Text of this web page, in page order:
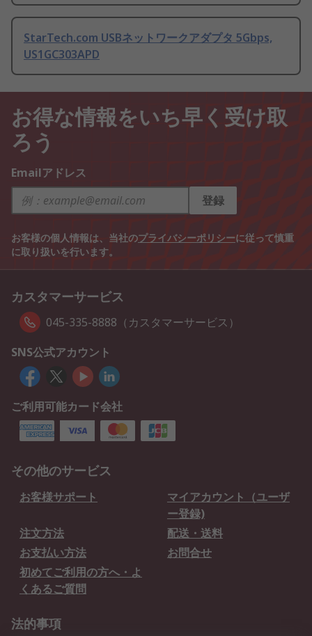
StarTech.com USBネットワークアダプタ 5Gbps,
US1GC303APD
お得な情報をいち早く受け取
ろう
Emailアドレス
登録
お客様の個人情報は、当社のプライバシーポリシーに従って慎重
に取り扱いを行います。
カスタマーサービス
045-335-8888（カスタマーサービス）
SNS公式アカウント
ご利用可能カード会社
その他のサービス
お客様サポート
マイアカウント（ユーザ
ー登録)
注文方法
配送・送料
お支払い方法
お問合せ
初めてご利用の方へ・よ
くあるご質問
法的事項